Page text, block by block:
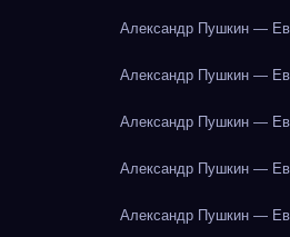
Александр Пушкин —
Александр Пушкин —
Александр Пушкин —
Александр Пушкин —
Александр Пушкин —